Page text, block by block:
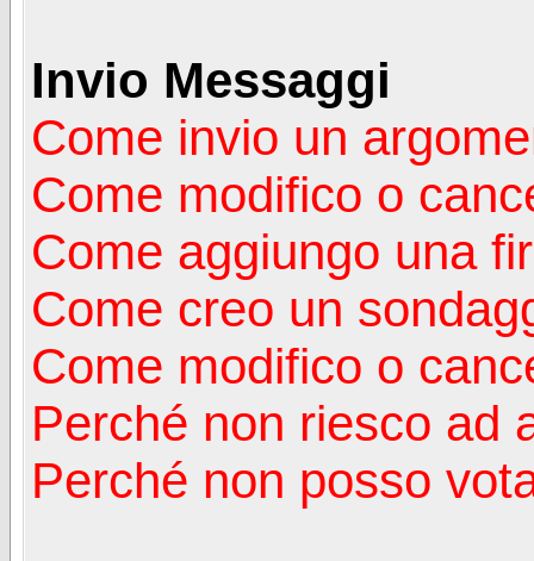
Invio Messaggi
Come invio un
Come modifico o
Come aggiungo una
Come creo un
Come modifico o
Perché non riesco ad
Perché non posso